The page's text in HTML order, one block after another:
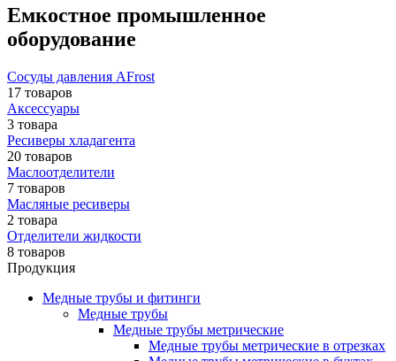
Емкостное промышленное
оборудование
Сосуды давления AFrost
17 товаров
Аксессуары
3 товара
Ресиверы хладагента
20 товаров
Маслоотделители
7 товаров
Масляные ресиверы
2 товара
Отделители жидкости
8 товаров
Продукция
Медные трубы и фитинги
Медные трубы
Медные трубы метрические
Медные трубы метрические в отрезках